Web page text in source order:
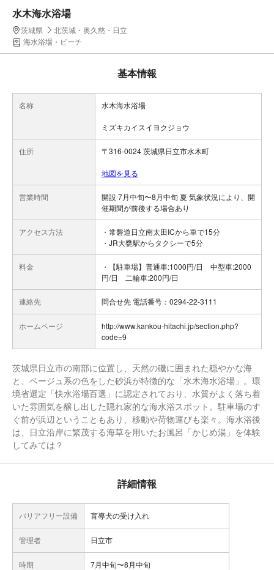
水木海水浴場
茨城県
北茨城・奥久慈・日立
海水浴場・ビーチ
基本情報
名称 水木海水浴場
ミズキカイスイヨクジョウ
住所 〒316-0024 茨城県日立市水木町
地図を見る
営業時間
開設 7月中旬〜8月中旬 夏 気象状況により、開
催期間が前後する場合あり
アクセス方法
・常磐道日立南太田ICから車で15分
・JR大甕駅からタクシーで5分
料金
・【駐車場】普通車:1000円/日 中型車:2000
円/日 二輪車:200円/日
連絡先 問合せ先 電話番号：0294-22-3111
ホームページ
http://www.kankou-hitachi.jp/section.php?
code=9
茨城県日立市の南部に位置し、天然の磯に囲まれた穏やかな海
と、ベージュ系の色をした砂浜が特徴的な「水木海水浴場」。環
境省選定「快水浴場百選」に認定されており、水質がよく落ち着
いた雰囲気を醸し出した隠れ家的な海水浴スポット。駐車場のす
ぐ前が浜辺ということもあり、移動や荷物運びも楽々。海水浴後
は、日立沿岸に繁茂する海草を用いたお風呂「かじめ湯」を体験
してみては？
詳細情報
バリアフリー設備 盲導犬の受け入れ
管理者 日立市
時期 7月中旬〜8月中旬